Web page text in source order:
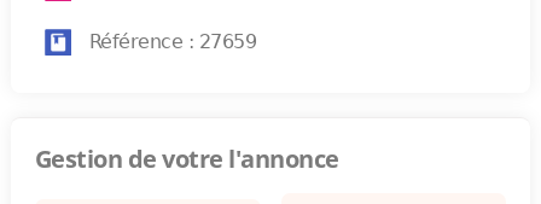
Référence : 27659
Gestion de votre l'annonce